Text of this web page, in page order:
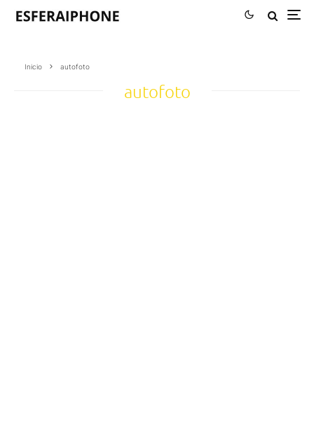
Inicio autofoto
autofoto